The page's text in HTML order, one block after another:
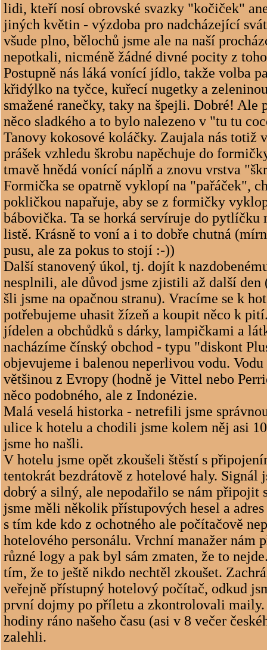
lidi, kteří nosí obrovské svazky "kočiček"
jiných květin - výzdoba pro nadcházející
všude plno, bělochů jsme ale na naší
nepotkali, nicméně žádné divné pocity z
Postupně nás láká vonící jídlo, takže volba
křidýlko na tyčce, kuřecí nugetky a
smažené ranečky, taky na špejli. Dobré! Ale
něco sladkého a to bylo nalezeno v "tu tu
Tanovy kokosové koláčky. Zaujala nás totiž
prášek vzhledu škrobu napěchuje do
tmavě hnědá vonící náplň a znovu vrstva
Formička se opatrně vyklopí na "pařáček",
pokličkou napařuje, aby se z formičky
bábovička. Ta se horká servíruje do pytlíčku
listě. Krásně to voní a i to dobře chutná
pusu, ale za pokus to stojí :-))
Další stanovený úkol, tj. dojít k
nesplnili, ale důvod jsme zjistili až další den
šli jsme na opačnou stranu). Vracíme se k
potřebujeme uhasit žízeň a koupit něco k
jídelen a obchůdků s dárky, lampičkami a
nacházíme čínský obchod - typu "diskont
objevujeme i balenou neperlivou vodu.
většinou z Evropy (hodně je Vittel nebo
něco podobného, ale z Indonézie.
Malá veselá historka - netrefili jsme
ulice k hotelu a chodili jsme kolem něj asi
jsme ho našli.
V hotelu jsme opět zkoušeli štěstí s
tentokrát bezdrátově z hotelové haly. Signál
dobrý a silný, ale nepodařilo se nám připojit
jsme měli několik přístupových hesel a
s tím kde kdo z ochotného ale počítačově
hotelového personálu. Vrchní manažer nám
různé logy a pak byl sám zmaten, že to
tím, že to ještě nikdo nechtěl zkoušet.
veřejně přístupný hotelový počítač, odkud
první dojmy po příletu a zkontrolovali maily.
hodiny ráno našeho času (asi v 8 večer
zalehli.